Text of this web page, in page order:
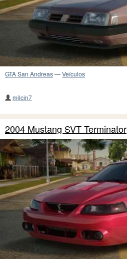
GTA San Andreas—Veículos
milcin7
2004 Mustang SVT Terminator